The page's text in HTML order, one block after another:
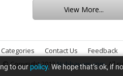
View More...
Categories Contact Us Feedback
© Copyright 2013Nirbhayam.com. All
to ourpolicy.We hope that’s ok, if